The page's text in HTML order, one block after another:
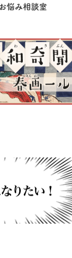
悩み相談室